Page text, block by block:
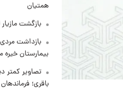
همتیان
بازگشت
بازداشت مردی
بیمارستان
تصاویر کمتر
باقری؛